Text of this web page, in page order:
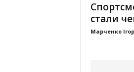
стали
Марченко Ігор